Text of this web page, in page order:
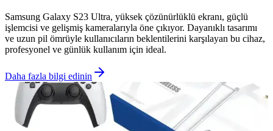
Samsung Galaxy S23 Ultra, yüksek çözünürlüklü ekranı, güçlü
işlemcisi ve gelişmiş kameralarıyla öne çıkıyor. Dayanıklı tasarımı
ve uzun pil ömrüyle kullanıcıların beklentilerini karşılayan bu cihaz,
profesyonel ve günlük kullanım için ideal.
Daha fazla bilgi edinin